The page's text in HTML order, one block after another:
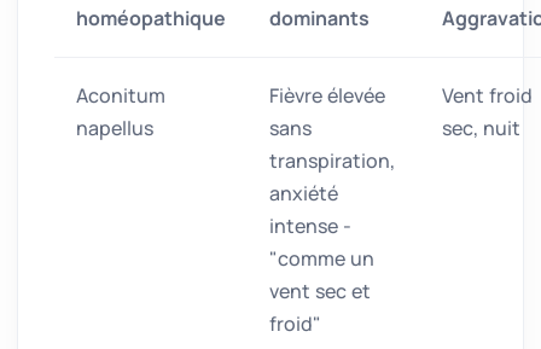
homéopathique
dominants
Aconitum
napellus
Fièvre élevée
sans
transpiration,
anxiété
intense -
"comme un
vent sec et
froid"
Vent froid
sec, nuit